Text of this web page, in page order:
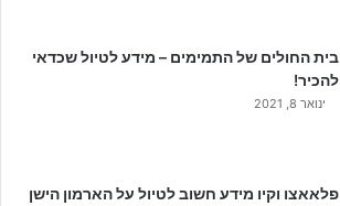
בית החולים של התמימים – מידע לטיול שכדאי
להכיר!
ינואר 8, 2021
פלאאצו וקיו מידע חשוב לטיול על הארמון הישן